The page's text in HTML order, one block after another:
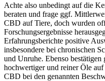
Achte also unbedingt auf die
beraten und frage ggf.
CBD auf Tiere, doch wurden
Forschungsergebnisse
Erfahrungsberichte positive
insbesondere bei chronischen
und Unruhe. Ebenso bestätigen
hochwertiger und reiner Öle
CBD bei den genannten